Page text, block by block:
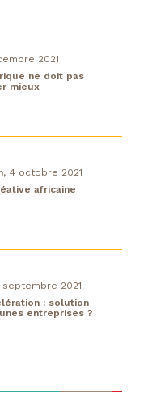
2021
ne doit pas
mieux
4 octobre 2021
africaine
septembre 2021
: solution
entreprises ?